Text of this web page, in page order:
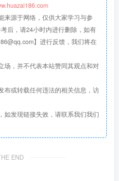
来源于网络，仅供大家学习与参
后，请24小时内进行删除，如有
】进行反馈，我们将在
场，并不代表本站赞同其观点和对
布或转载任何违法的相关信息，访
如发现链接失效，请联系我们我们
END